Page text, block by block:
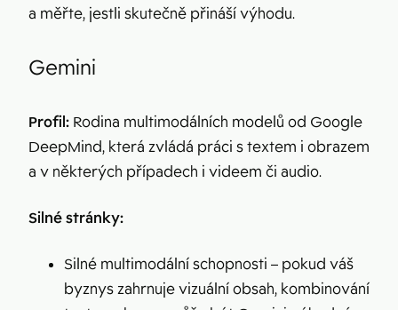
a měřte, jestli skutečně přináší výhodu.
Gemini
Profil: Rodina multimodálních modelů od Google
DeepMind, která zvládá práci s textem i obrazem
a v některých případech i videem či audio.
Silné stránky:
Silné multimodální schopnosti – pokud váš
byznys zahrnuje vizuální obsah, kombinování